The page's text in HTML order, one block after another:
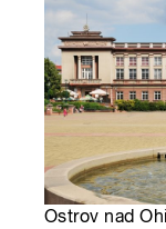
Ostrov nad